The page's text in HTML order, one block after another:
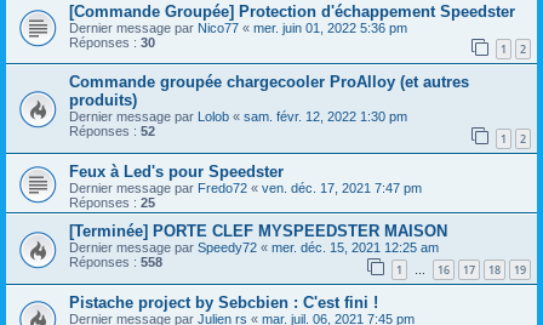
[Commande Groupée] Protection d'échappement Speedster
Dernier message par Nico77 « mer. juin 01, 2022 5:36 pm
Réponses : 30 1 2
Commande groupée chargecooler ProAlloy (et autres
produits)
Dernier message par Lolob « sam. févr. 12, 2022 1:30 pm
Réponses : 52 1 2
Feux à Led's pour Speedster
Dernier message par Fredo72 « ven. déc. 17, 2021 7:47 pm
Réponses : 25
[Terminée] PORTE CLEF MYSPEEDSTER MAISON
Dernier message par Speedy72 « mer. déc. 15, 2021 12:25 am
Réponses : 558 1 … 16 17 18 19
Pistache project by Sebcbien : C'est fini !
Dernier message par Julien rs « mar. juil. 06, 2021 7:45 pm